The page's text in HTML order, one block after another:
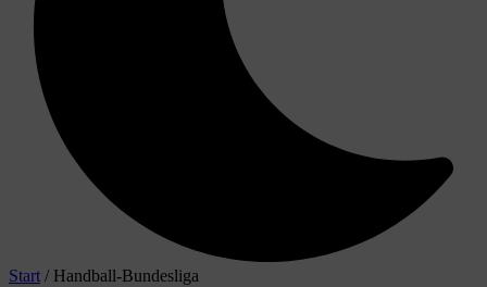
Start / Handball-Bundesliga